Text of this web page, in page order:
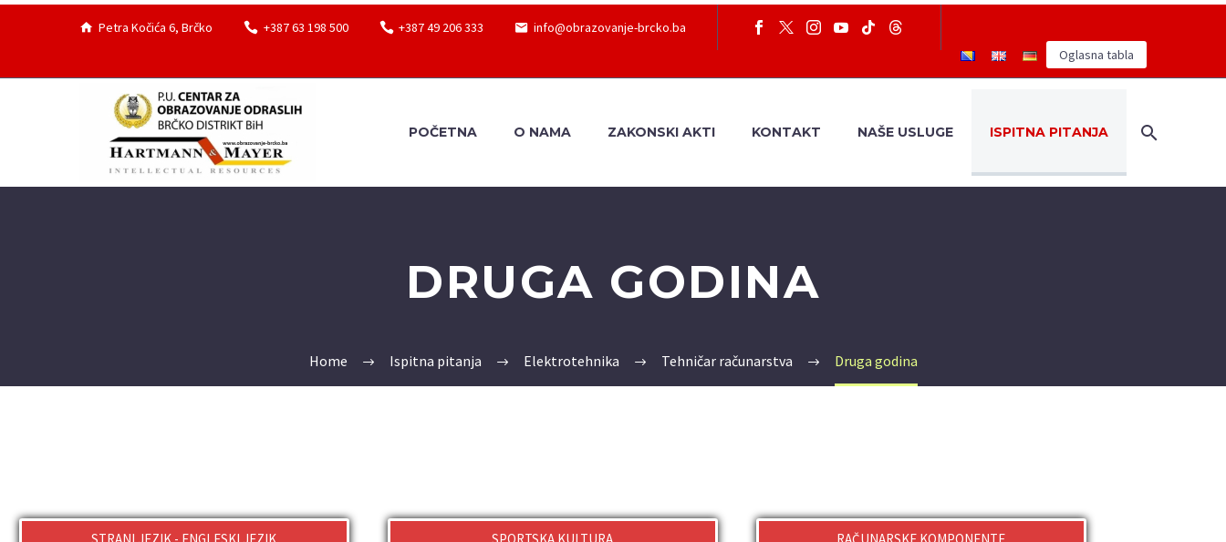
Petra Kočića 6, Brčko +387 63 198 500 +387 49 206 333
info@obrazovanje-brcko.ba
Oglasna tabla
POČETNA O NAMA ZAKONSKI AKTI KONTAKT NAŠE USLUGE ISPITNA PITANJA
DRUGA GODINA
Home Ispitna pitanja Elektrotehnika Tehničar računarstva Druga godina